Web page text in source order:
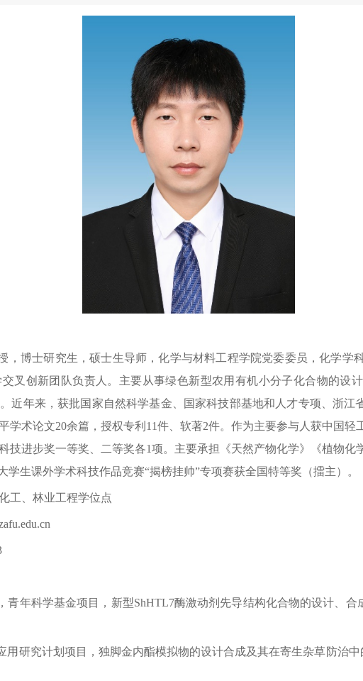
，博士研究生，硕士生导师，化学与材料工程学院党委委员，化学学
叉创新团队负责人。主要从事绿色新型农用有机小分子化合物的设
近年来，获批国家自然科学基金、 国家科技部基地和人才专项、浙江
学术论文20余篇，授权专利 11件、软著2件。作为主要参与人获中国轻
技进步奖一等奖 、二等奖各1项。主要承担《天然产物化学》《植物化
学生课外学术科技作品竞赛“揭榜挂帅”专项赛获全国特等奖（擂主）
。
工、林业工程学位点
青年科学基金项目，新型ShHTL7酶激动剂先导结构化合物的设计、合
用研究计划项目，独脚金内酯模拟物的设计合成及其在寄生杂草防治中